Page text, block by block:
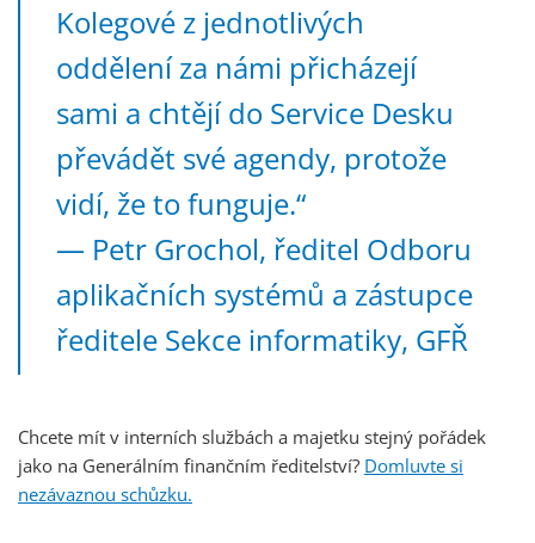
Kolegové z jednotlivých
oddělení za námi přicházejí
sami a chtějí do Service Desku
převádět své agendy, protože
vidí, že to funguje.“
— Petr Grochol, ředitel Odboru
aplikačních systémů a zástupce
ředitele Sekce informatiky, GFŘ
Chcete mít v interních službách a majetku stejný pořádek
jako na Generálním finančním ředitelství? Domluvte si
nezávaznou schůzku.